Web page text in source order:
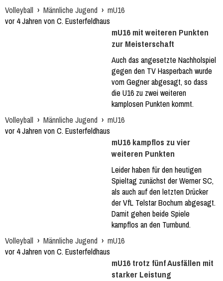
Volleyball › Männliche Jugend › mU16
vor 4 Jahren von C. Eusterfeldhaus
mU16 mit weiteren Punkten
zur Meisterschaft
Auch das angesetzte Nachholspiel
gegen den TV Hasperbach wurde
vom Gegner abgesagt, so dass
die U16 zu zwei weiteren
kamplosen Punkten kommt.
Volleyball › Männliche Jugend › mU16
vor 4 Jahren von C. Eusterfeldhaus
mU16 kampflos zu vier
weiteren Punkten
Leider haben für den heutigen
Spieltag zunächst der Werner SC,
als auch auf den letzten Drücker
der VfL Telstar Bochum abgesagt.
Damit gehen beide Spiele
kampflos an den Turnbund.
Volleyball › Männliche Jugend › mU16
vor 4 Jahren von C. Eusterfeldhaus
mU16 trotz fünf Ausfällen mit
starker Leistung